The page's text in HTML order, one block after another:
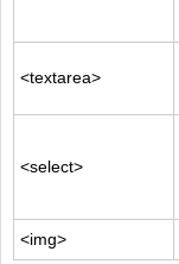
<textarea>
<select>
<img>